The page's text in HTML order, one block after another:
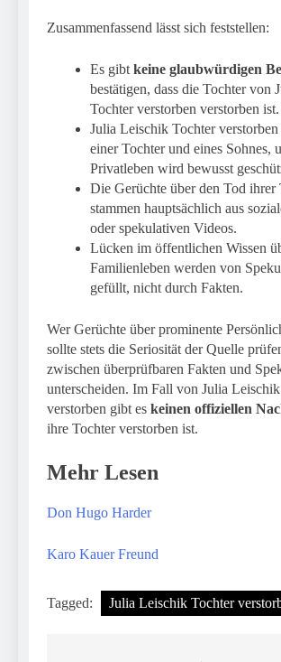
Zusammenfassend lässt sich feststellen:
Es gibt keine glaubwürdigen
bestätigen, dass die Tochter von
Tochter verstorben verstorben ist.
Julia Leischik Tochter
einer Tochter und eines Sohnes,
Privatleben wird bewusst
Die Gerüchte über den Tod ihrer
stammen hauptsächlich aus
oder spekulativen Videos.
Lücken im öffentlichen Wissen
Familienleben werden von
gefüllt, nicht durch Fakten.
Wer Gerüchte über prominente
sollte stets die Seriosität der Quelle
zwischen überprüfbaren Fakten und
unterscheiden. Im Fall von Julia
verstorben gibt es keinen offiziellen
ihre Tochter verstorben ist.
Mehr Lesen
Don Hugo Harder
Karo Kauer Freund
Tagged: Julia Leischik Tochter